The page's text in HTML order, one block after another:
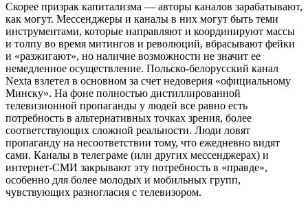
Скорее призрак капитализма — авторы каналов зарабатывают,
как могут. Мессенджеры и каналы в них могут быть теми
инструментами, которые направляют и координируют массы
и толпу во время митингов и революций, вбрасывают фейки
и «разжигают», но наличие возможности не значит ее
немедленное осуществление. Польско-белорусский канал
Nexta взлетел в основном за счет недоверия «официальному
Минску». На фоне полностью дистиллированной
телевизионной пропаганды у людей все равно есть
потребность в альтернативных точках зрения, более
соответствующих сложной реальности. Люди ловят
пропаганду на несоответствии тому, что ежедневно видят
сами. Каналы в телеграме (или других мессенджерах) и
интернет-СМИ закрывают эту потребность в «правде»,
особенно для более молодых и мобильных групп,
чувствующих разногласия с телевизором.